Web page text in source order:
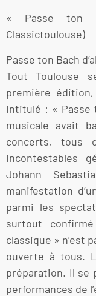
« Passe ton
Classictoulouse)
Passe ton Bach
Tout Toulouse
première
intitulé : « Passe
musicale avait
concerts, tous
incontestables
Johann
manifestation
parmi les
surtout
classique » n’est
ouverte à tous.
préparation. Il se
performances de